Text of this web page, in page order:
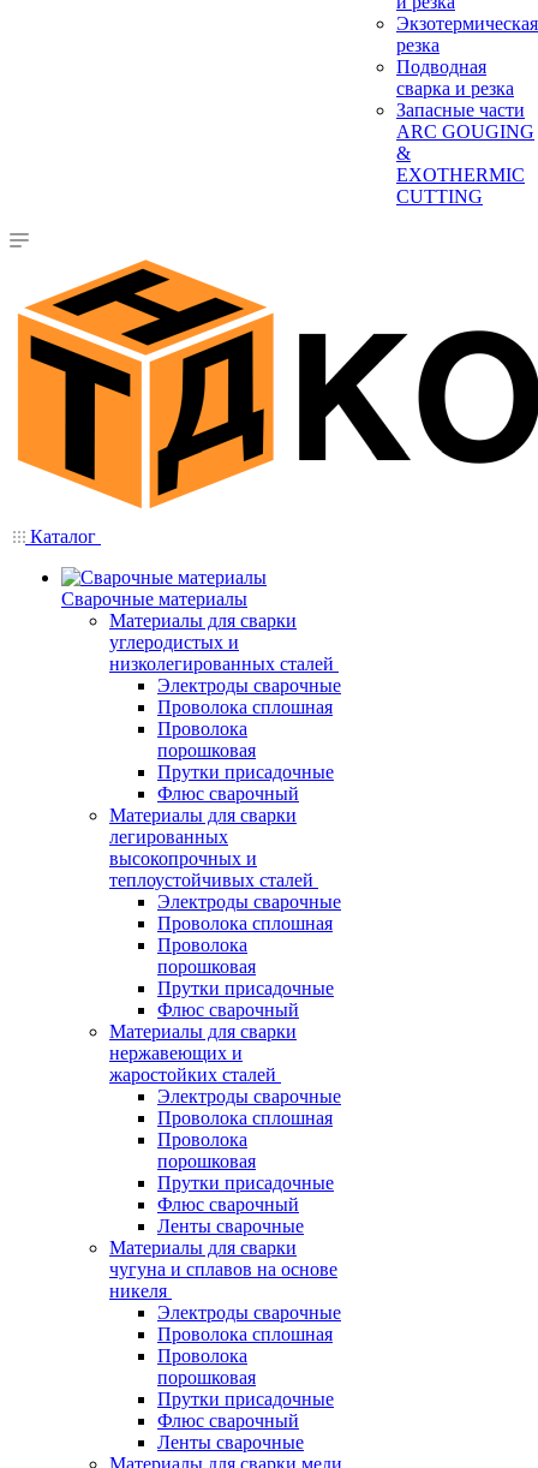
Экзотермическая
резка
Подводная
сварка и резка
Запасные части
ARC GOUGING
&
EXOTHERMIC
CUTTING
Каталог
Сварочные материалы
Материалы для сварки
углеродистых и
низколегированных сталей
Электроды сварочные
Проволока сплошная
Проволока
порошковая
Прутки присадочные
Флюс сварочный
Материалы для сварки
легированных
высокопрочных и
теплоустойчивых сталей
Электроды сварочные
Проволока сплошная
Проволока
порошковая
Прутки присадочные
Флюс сварочный
Материалы для сварки
нержавеющих и
жаростойких сталей
Электроды сварочные
Проволока сплошная
Проволока
порошковая
Прутки присадочные
Флюс сварочный
Ленты сварочные
Материалы для сварки
чугуна и сплавов на основе
никеля
Электроды сварочные
Проволока сплошная
Проволока
порошковая
Прутки присадочные
Флюс сварочный
Ленты сварочные
Материалы для сварки меди